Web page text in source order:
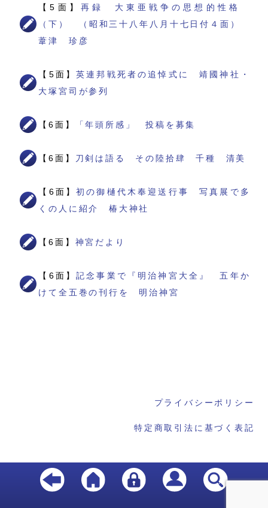
【5面】 再録 大東亜戦争の思想的性格
（下） （昭和三十八年八月十七日付４面）
葦津 珍彦
【5面】英連邦戦死者の追悼式に 靖國神社・
大塚宮司が参列
【6面】 「年頭所感」 投稿を募集
【6面】 刀剣は語る その陸拾肆 千種 清美
【6面】初の御樋代木奉迎送行事 写真展で多
くの人に紹介 椿大神社
【6面】 神宮だより
【6面】記念事業で『明治神宮大全』 五年か
けて全五巻の刊行を 明治神宮
プライバシーポリシー
特定商取引法に基づく表記